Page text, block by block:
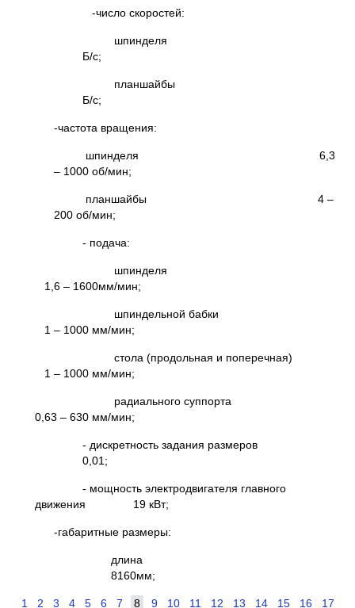
-число скоростей:
шпинделя
Б/с;
планшайбы
Б/с;
-частота вращения:
шпинделя 6,3
– 1000 об/мин;
планшайбы 4 –
200 об/мин;
- подача:
шпинделя
1,6 – 1600мм/мин;
шпиндельной бабки
1 – 1000 мм/мин;
стола (продольная и поперечная)
1 – 1000 мм/мин;
радиального суппорта
0,63 – 630 мм/мин;
- дискретность задания размеров
0,01;
- мощность электродвигателя главного
движения 19 кВт;
-габаритные размеры:
длина
8160мм;
1 2 3 4 5 6 7 8 9 10 11 12 13 14 15 16 17